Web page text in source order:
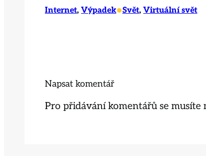
Internet, Výpadek•Svět, Virtuální svět
Napsat komentář
Pro přidávání komentářů se musíte